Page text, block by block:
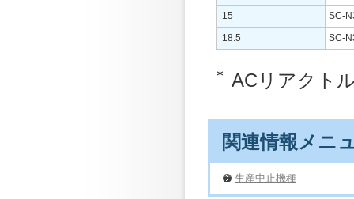
15
SC-
18.5
SC-
∗ ACリアクト
関連情報メニ
生産中止機種